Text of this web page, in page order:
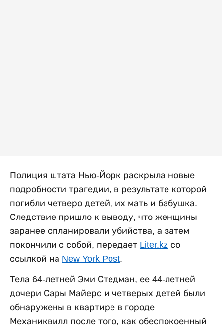
Полиция штата Нью-Йорк раскрыла новые
подробности трагедии, в результате которой
погибли четверо детей, их мать и бабушка.
Следствие пришло к выводу, что женщины
заранее спланировали убийства, а затем
покончили с собой, передает Liter.kz со
ссылкой на New York Post.
Тела 64-летней Эми Стедман, ее 44-летней
дочери Сары Майерс и четверых детей были
обнаружены в квартире в городе
Механиквилл после того, как обеспокоенный